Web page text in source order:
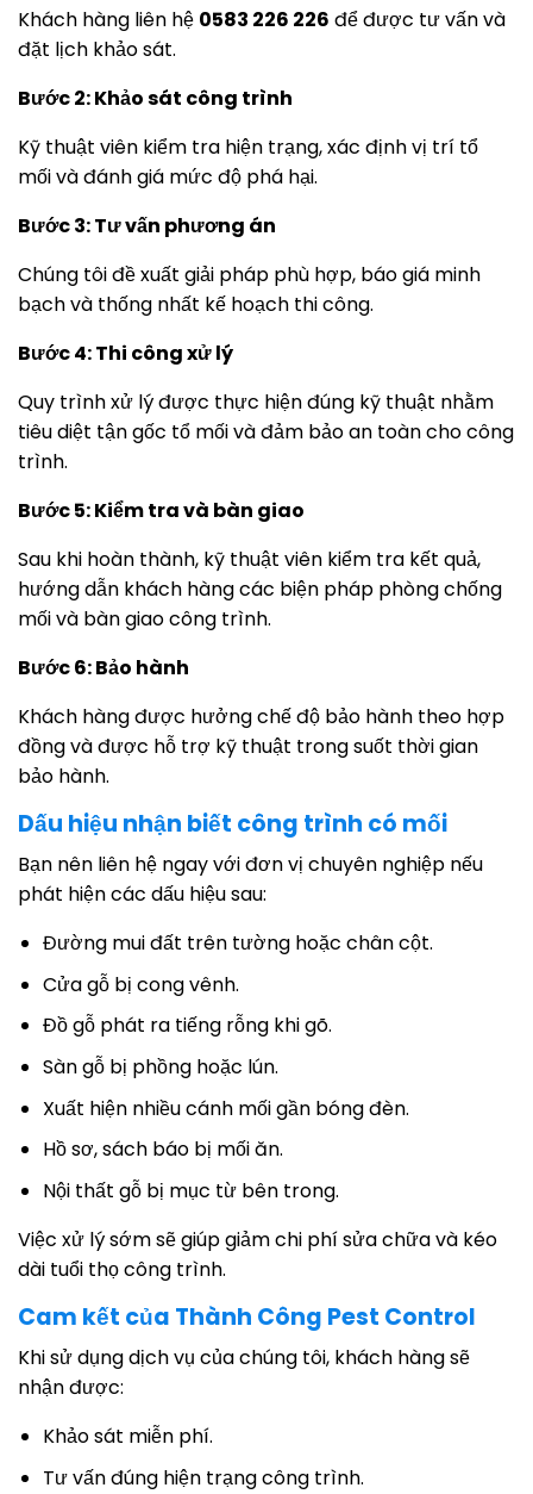
Khách hàng liên hệ 0583 226 226 để được tư vấn và
đặt lịch khảo sát.
Bước 2: Khảo sát công trình
Kỹ thuật viên kiểm tra hiện trạng, xác định vị trí tổ
mối và đánh giá mức độ phá hại.
Bước 3: Tư vấn phương án
Chúng tôi đề xuất giải pháp phù hợp, báo giá minh
bạch và thống nhất kế hoạch thi công.
Bước 4: Thi công xử lý
Quy trình xử lý được thực hiện đúng kỹ thuật nhằm
tiêu diệt tận gốc tổ mối và đảm bảo an toàn cho công
trình.
Bước 5: Kiểm tra và bàn giao
Sau khi hoàn thành, kỹ thuật viên kiểm tra kết quả,
hướng dẫn khách hàng các biện pháp phòng chống
mối và bàn giao công trình.
Bước 6: Bảo hành
Khách hàng được hưởng chế độ bảo hành theo hợp
đồng và được hỗ trợ kỹ thuật trong suốt thời gian
bảo hành.
Dấu hiệu nhận biết công trình có mối
Bạn nên liên hệ ngay với đơn vị chuyên nghiệp nếu
phát hiện các dấu hiệu sau:
Đường mui đất trên tường hoặc chân cột.
Cửa gỗ bị cong vênh.
Đồ gỗ phát ra tiếng rỗng khi gõ.
Sàn gỗ bị phồng hoặc lún.
Xuất hiện nhiều cánh mối gần bóng đèn.
Hồ sơ, sách báo bị mối ăn.
Nội thất gỗ bị mục từ bên trong.
Việc xử lý sớm sẽ giúp giảm chi phí sửa chữa và kéo
dài tuổi thọ công trình.
Cam kết của Thành Công Pest Control
Khi sử dụng dịch vụ của chúng tôi, khách hàng sẽ
nhận được:
Khảo sát miễn phí.
Tư vấn đúng hiện trạng công trình.